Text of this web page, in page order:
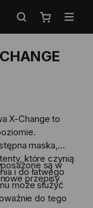
Store
Mój koszyk
X-Change to
maska,
które czynią
i do łatwego
może służyć
do tego
są w
przepisy